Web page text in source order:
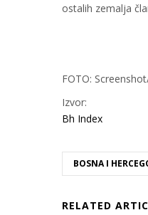
ostalih zemalјa
FOTO:
Izvor:
Bh Index
BOSNA I
RELATED